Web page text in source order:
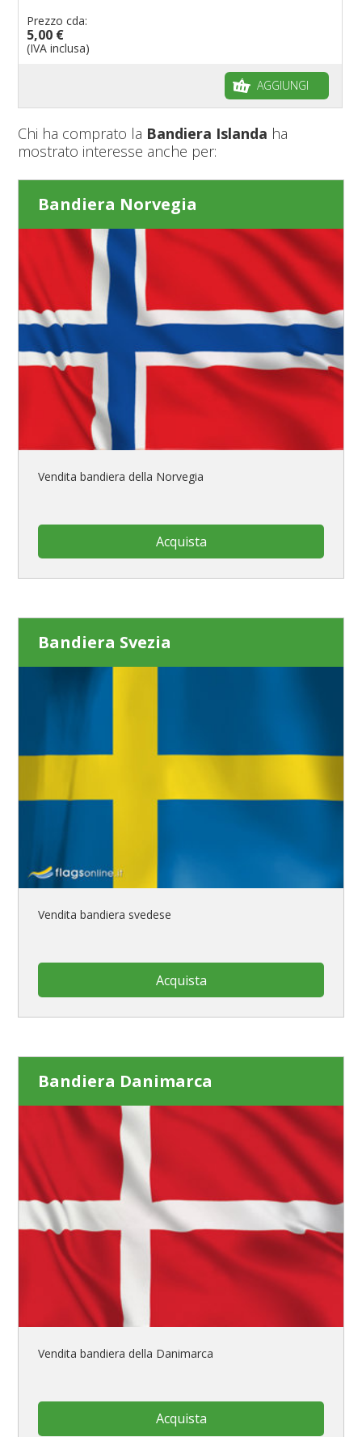
Prezzo cda:
5,00 €
(IVA inclusa)
AGGIUNGI
Chi ha comprato la Bandiera Islanda ha
mostrato interesse anche per:
Bandiera Norvegia
Vendita bandiera della Norvegia
Acquista
Bandiera Svezia
Vendita bandiera svedese
Acquista
Bandiera Danimarca
Vendita bandiera della Danimarca
Acquista